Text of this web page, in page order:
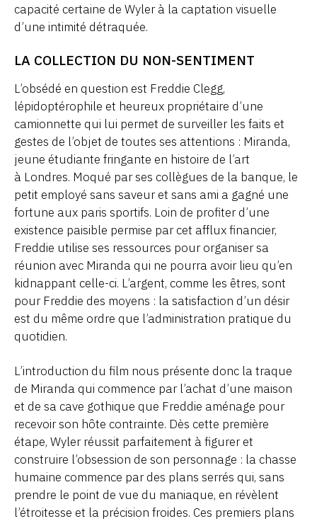
capacité certaine de Wyler à la captation visuelle
d’une intimité détraquée.
LA COLLECTION DU NON-SENTIMENT
L’obsédé en question est Freddie Clegg,
lépidoptérophile et heureux propriétaire d’une
camionnette qui lui permet de surveiller les faits et
gestes de l’objet de toutes ses attentions : Miranda,
jeune étudiante fringante en histoire de l’art
à Londres. Moqué par ses collègues de la banque, le
petit employé sans saveur et sans ami a gagné une
fortune aux paris sportifs. Loin de profiter d’une
existence paisible permise par cet afflux financier,
Freddie utilise ses ressources pour organiser sa
réunion avec Miranda qui ne pourra avoir lieu qu’en
kidnappant celle-ci. L’argent, comme les êtres, sont
pour Freddie des moyens : la satisfaction d’un désir
est du même ordre que l’administration pratique du
quotidien.
L’introduction du film nous présente donc la traque
de Miranda qui commence par l’achat d’une maison
et de sa cave gothique que Freddie aménage pour
recevoir son hôte contrainte. Dès cette première
étape, Wyler réussit parfaitement à figurer et
construire l’obsession de son personnage : la chasse
humaine commence par des plans serrés qui, sans
prendre le point de vue du maniaque, en révèlent
l’étroitesse et la précision froides. Ces premiers plans